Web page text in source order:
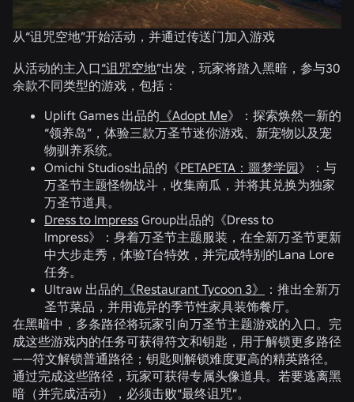
从“诅咒空地”开始活动，并通过传送门加入游戏
从活动的主入口“诅咒空地”出发，玩家将踏入黑暗，参与30
余款不同类型的游戏，包括：
Uplift Games 出品的 《Adopt Me》：探索焕然一新的
“领养岛”，体验三款万圣节迷你游戏、新宠物以及宠
物驯养系统。
Omichi Studios出品的《PETAPETA：噩梦学园》：与
万圣节主题怪物战斗，收集南瓜，并将其兑换为独家
万圣节道具。
Dress to Impress Group出品的《Dress to
Impress》：身着万圣节主题服装，在全新万圣节更新
中大步走秀，体验T台特效，并完成特别的Lana Lore
任务。
Ultraw 出品的 《Restaurant Tycoon 3》
：推出全新万
圣节菜品，并用诡异的季节性家具装饰餐厅。
在黑暗中，多条路径将玩家引向万圣节主题游戏的入口。完
成这些游戏内的任务可获得符文和钥匙，用于解锁更多路径
——符文解锁普通路径；钥匙则解锁难度更高的精英路径。
通过完成这些路径，玩家可获得专属头像道具。若要逃离黑
暗（并完成活动），必须击败“最终诅咒”。